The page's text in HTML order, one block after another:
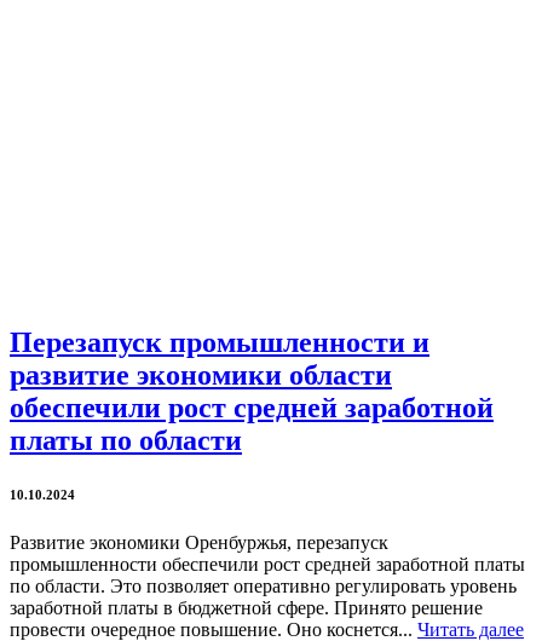
Перезапуск промышленности и
развитие экономики области
обеспечили рост средней заработной
платы по области
10.10.2024
Развитие экономики Оренбуржья, перезапуск
промышленности обеспечили рост средней заработной платы
по области. Это позволяет оперативно регулировать уровень
заработной платы в бюджетной сфере. Принято решение
провести очередное повышение. Оно коснется... Читать далее